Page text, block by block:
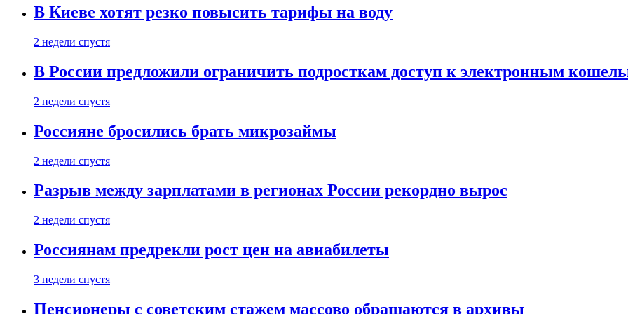
В Киеве хотят резко повысить тарифы на воду
2 недели спустя
В России предложили ограничить подросткам доступ к электронным
2 недели спустя
Россияне бросились брать микрозаймы
2 недели спустя
Разрыв между зарплатами в регионах России рекордно вырос
2 недели спустя
Россиянам предрекли рост цен на авиабилеты
3 недели спустя
Пенсионеры с советским стажем массово обращаются в архивы